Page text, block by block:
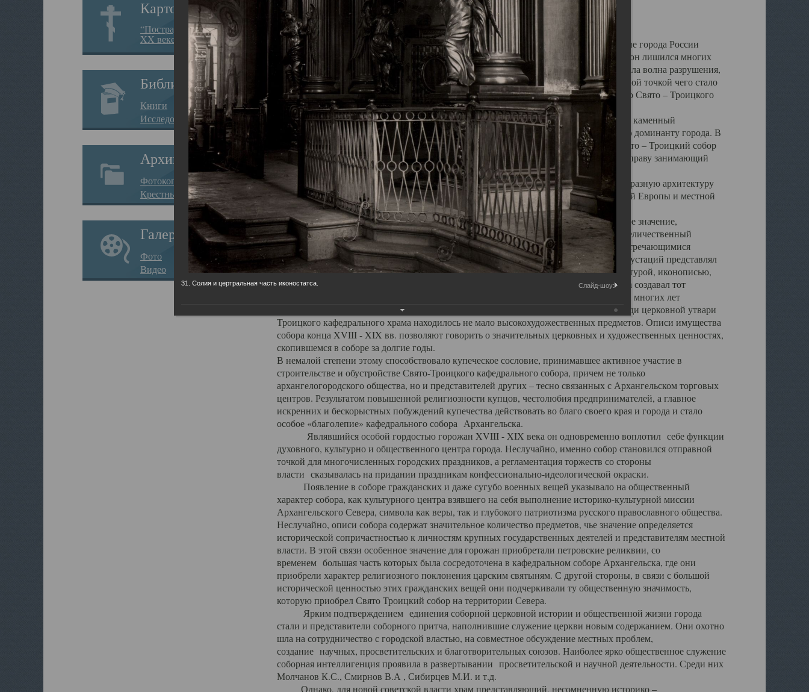
Картотека
“Пострадавшие за веру в
XX веке на Севере”
Библиотека
Книги
Исследования
Архив
Фотокопии дел
Крестные ходы
Галерея
Фото
Видео
Свято-Троицкий собор Архангельска
23.12.2015
Сегодня мы можем говорить, что Архангельск в большей мере, чем другие губернские города России
пострадал от целенаправленных систематических разрушений, в результате которых он лишился многих
выдающихся памятников архитектуры. Больше всего по старому Архангельску ударила волна разрушения,
вызванная борьбой с религией, набравшая особую силу в конце 20 –х годов. Отправной точкой чего стало
разрушение православного центра архангельской губернии - ансамбля кафедрального Свято – Троицкого
собора Архангельска.
Возникнув в начале XVIII века в центре Архангельска, величественный каменный
двухэтажный Троицкий собор, сразу превратился в зрительную и градостроительную доминанту города. В
XVIII веке по масштабам ему не было равных на Севере. Вплоть до разрушения Свято – Троицкий собор
оставался самым высоким и значительным из городских строений Архангельска, по праву занимающий
второе место, после гостиных дворов, в градостроительной картине Архангельска.
Один из самых больших и светлых соборов России воплотил в себе яркую и своеобразную архитектуру
портового города с отраженными в ней архитектурными течениями России, Западной Европы и местной
архангелогородской школы церковного зодчества.
Масштабность, благолепие и богатство собора, вполне оправдывали его кафедральное значение,
заслуженно выделяя из многочисленных культовых построек города. Обширный и величественный
иконостас украшенный колоннами ионического стиля, с единственными нигде не встречающимися
царскими вратами, изящным фронтоном и множеством резных, символических инкрустаций представлял
собой поистине художественную ценность. В совокупности же с живописью, скульптурой, иконописью,
шитьем, многочисленными предметами церковной утвари интерьер Троицкого храма создавал тот
неповторимый красочный ансамбль декоративного убранства собора, на протяжении многих лет
поражающий воображение своих посетителей. В соборной ризнице, библиотеке, среди церковной утвари
Троицкого кафедрального храма находилось не мало высокохудожественных предметов. Описи имущества
собора конца XVIII - XIX вв. позволяют говорить о значительных церковных и художественных ценностях,
скопившемся в соборе за долгие годы.
В немалой степени этому способствовало купеческое сословие, принимавшее активное участие в
строительстве и обустройстве Свято-Троицкого кафедрального собора, причем не только
архангелогородского общества, но и представителей других – тесно связанных с Архангельском торговых
центров. Результатом повышенной религиозности купцов, честолюбия предпринимателей, а главное
искренних и бескорыстных побуждений купечества действовать во благо своего края и города и стало
особое «благолепие» кафедрального собора Архангельска.
Являвшийся особой гордостью горожан XVIII - XIX века он одновременно воплотил себе функции
духовного, культурно и общественного центра города. Неслучайно, именно собор становился отправной
точкой для многочисленных городских праздников, а регламентация торжеств со стороны
власти сказывалась на придании праздникам конфессионально-идеологической окраски.
Появление в соборе гражданских и даже сугубо военных вещей указывало на общественный
характер собора, как культурного центра взявшего на себя выполнение историко-культурной миссии
Архангельского Севера, символа как веры, так и глубокого патриотизма русского православного общества.
Неслучайно, описи собора содержат значительное количество предметов, чье значение определяется
исторической сопричастностью к личностям крупных государственных деятелей и представителям местной
власти. В этой связи особенное значение для горожан приобретали петровские реликвии, со
временем большая часть которых была сосредоточена в кафедральном соборе Архангельска, где они
приобрели характер религиозного поклонения царским святыням. С другой стороны, в связи с большой
исторической ценностью этих гражданских вещей они подчеркивали ту общественную значимость,
которую приобрел Свято Троицкий собор на территории Севера.
Ярким подтверждением единения соборной церковной истории и общественной жизни города
стали и представители соборного притча, наполнившие служение церкви новым содержанием. Они охотно
шла на сотрудничество с городской властью, на совместное обсуждение местных проблем,
создание научных, просветительских и благотворительных союзов. Наиболее ярко общественное служение
соборная интеллигенция проявила в развертывании просветительской и научной деятельности. Среди них
Молчанов К.С., Смирнов В.А , Сибирцев М.И. и т.д.
Однако, для новой советской власти храм представляющий, несомненную историко –
31. Солия и цертральная часть иконостатса. Слайд-шоу: